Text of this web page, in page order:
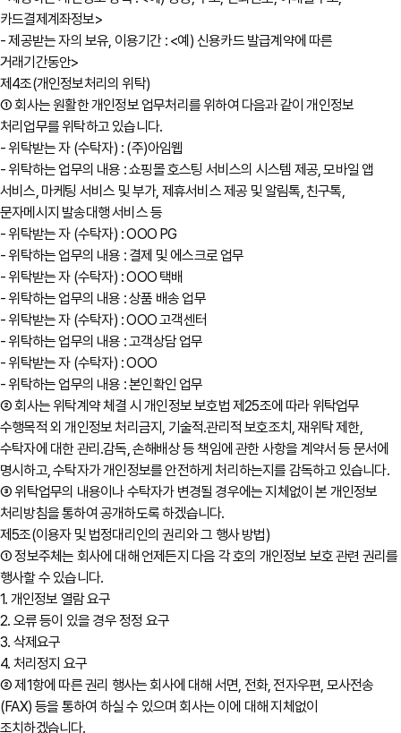
카드결제계좌정보>
- 제공받는 자의 보유, 이용기간 : <예) 신용카드 발급계약에 따른
거래기간동안>
제4조(개인정보처리의 위탁)
① 회사는 원활한 개인정보 업무처리를 위하여 다음과 같이 개인정보
처리업무를 위탁하고 있습니다.
- 위탁받는 자 (수탁자) : (주)아임웹
- 위탁하는 업무의 내용 : 쇼핑몰 호스팅 서비스의 시스템 제공, 모바일 앱
서비스, 마케팅 서비스 및 부가, 제휴서비스 제공 및 알림톡, 친구톡,
문자메시지 발송대행 서비스 등
- 위탁받는 자 (수탁자) : OOO PG
- 위탁하는 업무의 내용 : 결제 및 에스크로 업무
- 위탁받는 자 (수탁자) : OOO 택배
- 위탁하는 업무의 내용 : 상품 배송 업무
- 위탁받는 자 (수탁자) : OOO 고객센터
- 위탁하는 업무의 내용 : 고객상담 업무
- 위탁받는 자 (수탁자) : OOO
- 위탁하는 업무의 내용 : 본인확인 업무
② 회사는 위탁계약 체결 시 개인정보 보호법 제25조에 따라 위탁업무
수행목적 외 개인정보 처리금지, 기술적․관리적 보호조치, 재위탁 제한,
수탁자에 대한 관리․감독, 손해배상 등 책임에 관한 사항을 계약서 등 문서에
명시하고, 수탁자가 개인정보를 안전하게 처리하는지를 감독하고 있습니다.
③ 위탁업무의 내용이나 수탁자가 변경될 경우에는 지체없이 본 개인정보
처리방침을 통하여 공개하도록 하겠습니다.
제5조(이용자 및 법정대리인의 권리와 그 행사 방법)
① 정보주체는 회사에 대해 언제든지 다음 각 호의 개인정보 보호 관련 권리를
행사할 수 있습니다.
1. 개인정보 열람 요구
2. 오류 등이 있을 경우 정정 요구
3. 삭제요구
4. 처리정지 요구
② 제1항에 따른 권리 행사는 회사에 대해 서면, 전화, 전자우편, 모사전송
(FAX) 등을 통하여 하실 수 있으며 회사는 이에 대해 지체없이
조치하겠습니다.